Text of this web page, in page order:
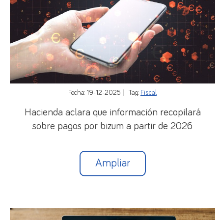
1.- MODALIDADES Y SUPUESTOS DE
CONTRATACIÓN DE DURACIÓN DETERMINADA
A partir del próximo día 31 de marzo los contratos
por obra o servicio determinado desaparecerán, y
los contratos de duración determinada se
reducirán a 2 modalidades:
Por circunstancias de la producción.
a reserva de su puesto
Fecha: 19-12-2025 Tag: Fiscal
Hacienda aclara que información recopilará
sobre pagos por bizum a partir de 2026
Ampliar